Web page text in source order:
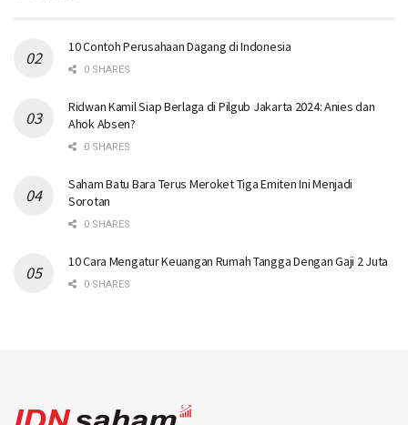
10 Contoh Perusahaan Dagang di Indonesia
0 SHARES
Ridwan Kamil Siap Berlaga di Pilgub Jakarta 2024: Anies dan
Ahok Absen?
0 SHARES
Saham Batu Bara Terus Meroket Tiga Emiten Ini Menjadi
Sorotan
0 SHARES
10 Cara Mengatur Keuangan Rumah Tangga Dengan Gaji 2 Juta
0 SHARES